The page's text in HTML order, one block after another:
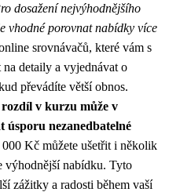
dosažení nejvýhodnějšího
vhodné porovnat nabídky více
srovnávačů, které vám s
detaily a vyjednávat o
převádíte větší obnos.
v kurzu může v
úsporu nezanedbatelné
Kč můžete ušetřit i několik
výhodnější nabídku. Tyto
zážitky a radosti během vaší